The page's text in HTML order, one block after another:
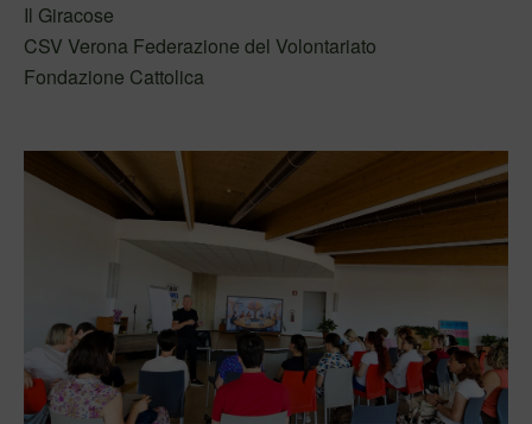
Il Giracose
CSV Verona Federazione del Volontariato
Fondazione Cattolica